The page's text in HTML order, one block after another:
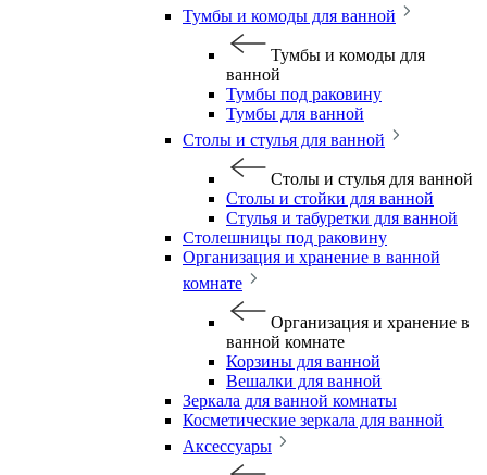
Тумбы и комоды для ванной
Тумбы и комоды для
ванной
Тумбы под раковину
Тумбы для ванной
Столы и стулья для ванной
Столы и стулья для ванной
Столы и стойки для ванной
Стулья и табуретки для ванной
Столешницы под раковину
Организация и хранение в ванной
комнате
Организация и хранение в
ванной комнате
Корзины для ванной
Вешалки для ванной
Зеркала для ванной комнаты
Косметические зеркала для ванной
Аксессуары